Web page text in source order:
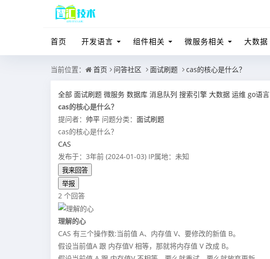
首页 开发语言 组件相关 微服务相关 大数据
当前位置： 首页 问答社区 面试刷题 cas的核心是什么？
全部 面试刷题 微服务 数据库 消息队列 搜索引擎 大数据 运维 go语言
cas的核心是什么？
提问者： 帅平 问题分类： 面试刷题
cas的核心是什么？
CAS
发布于：3年前 (2024-01-03) IP属地：未知
我来回答
举报
2 个回答
理解的心
CAS 有三个操作数:当前值 A、内存值 V、要修改的新值 B。
假设当前值A 跟 内存值V 相等，那就将内存值 V 改成 B。